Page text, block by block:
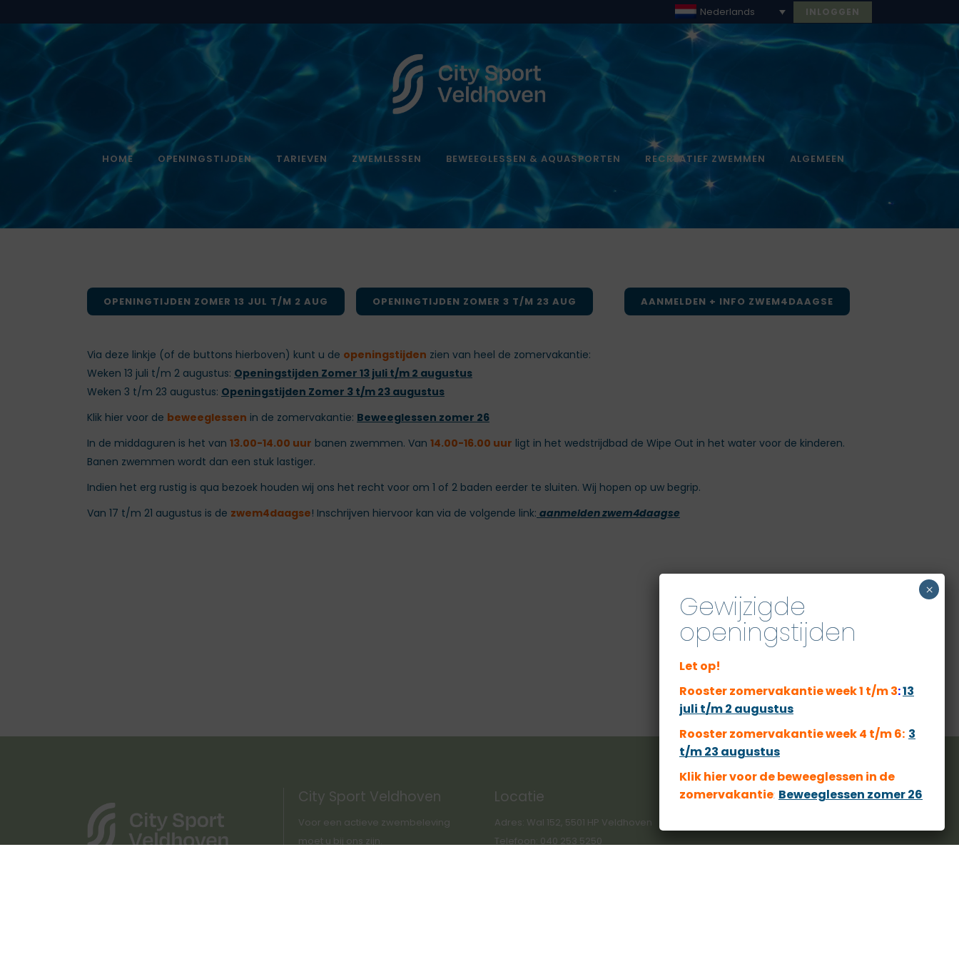
Nederlands INLOGGEN
HOME OPENINGSTIJDEN TARIEVEN ZWEMLESSEN BEWEEGLESSEN & AQUASPORTEN RECREATIEF ZWEMMEN ALGEMEEN
OPENINGTIJDEN ZOMER 13 JUL T/M 2 AUG OPENINGTIJDEN ZOMER 3 T/M 23 AUG AANMELDEN + INFO ZWEM4DAAGSE
Via deze linkje (of de buttons hierboven) kunt u de openingstijden zien van heel de zomervakantie:
Weken 13 juli t/m 2 augustus: Openingstijden Zomer 13 juli t/m 2 augustus
Weken 3 t/m 23 augustus: Openingstijden Zomer 3 t/m 23 augustus
Klik hier voor de beweeglessen in de zomervakantie: Beweeglessen zomer 26
In de middaguren is het van 13.00-14.00 uur banen zwemmen. Van 14.00-16.00 uur ligt in het wedstrijdbad de Wipe Out in het water voor de kinderen.
Banen zwemmen wordt dan een stuk lastiger.
Indien het erg rustig is qua bezoek houden wij ons het recht voor om 1 of 2 baden eerder te sluiten. Wij hopen op uw begrip.
Van 17 t/m 21 augustus is de zwem4daagse! Inschrijven hiervoor kan via de volgende link: aanmelden zwem4daagse
City Sport Veldhoven
Voor een actieve zwembeleving
moet u bij ons zijn.
Locatie
Adres: Wal 152, 5501 HP Veldhoven
Telefoon: 040 253 5250
Gewijzigde
openingstijden
Let op!
Rooster zomervakantie week 1 t/m 3:13
juli t/m 2 augustus
Rooster zomervakantie week 4 t/m 6: 3
t/m 23 augustus
Klik hier voor de beweeglessen in de
zomervakantie: Beweeglessen zomer 26
×